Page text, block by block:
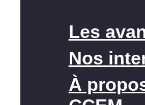
Les
Nos
À